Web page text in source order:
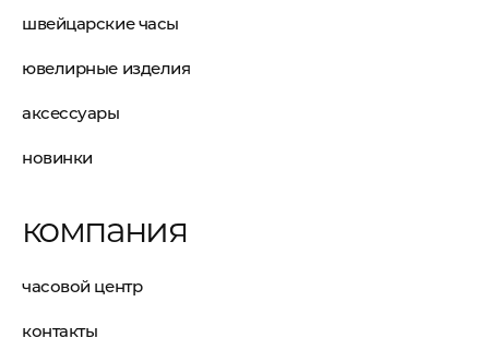
швейцарские часы
ювелирные изделия
аксессуары
новинки
компания
часовой центр
контакты